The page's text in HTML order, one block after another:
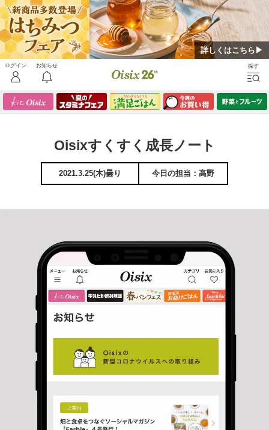
詳しくはこちら▶
Oisixすくすく成長ノート
2021.3.25(木)曇り 今日の担当：高野